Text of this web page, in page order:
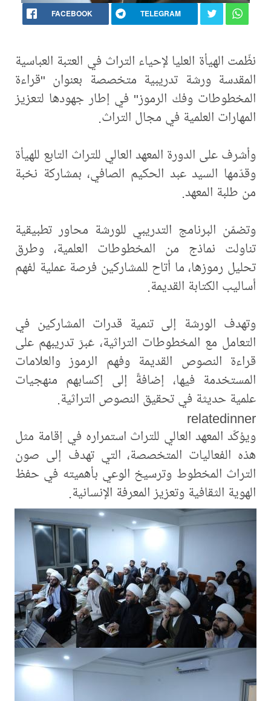
FACEBOOK TELEGRAM
نظّمت الهيأة العليا لإحياء التراث في العتبة العباسية
المقدسة ورشة تدريبية متخصصة بعنوان "قراءة
المخطوطات وفك الرموز" في إطار جهودها لتعزيز
المهارات العلمية في مجال التراث.
وأشرف على الدورة المعهد العالي للتراث التابع للهيأة
وقدّمها السيد عبد الحكيم الصافي، بمشاركة نخبة
من طلبة المعهد.
وتضمّن البرنامج التدريبي للورشة محاور تطبيقية
تناولت نماذج من المخطوطات العلمية، وطرق
تحليل رموزها، ما أتاح للمشاركين فرصة عملية لفهم
أساليب الكتابة القديمة.
وتهدف الورشة إلى تنمية قدرات المشاركين في
التعامل مع المخطوطات التراثية، عَبرَ تدريبهم على
قراءة النصوص القديمة وفهم الرموز والعلامات
المستخدمة فيها، إضافةً إلى إكسابهم منهجيات
علمية حديثة في تحقيق النصوص التراثية.
relatedinner
ويؤكّد المعهد العالي للتراث استمراره في إقامة مثل
هذه الفعاليات المتخصصة، التي تهدف إلى صون
التراث المخطوط وترسيخ الوعي بأهميته في حفظ
الهوية الثقافية وتعزيز المعرفة الإنسانية.